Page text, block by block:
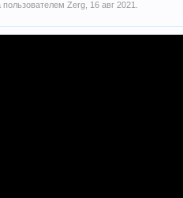
пользователемZerg 16 авг 2021